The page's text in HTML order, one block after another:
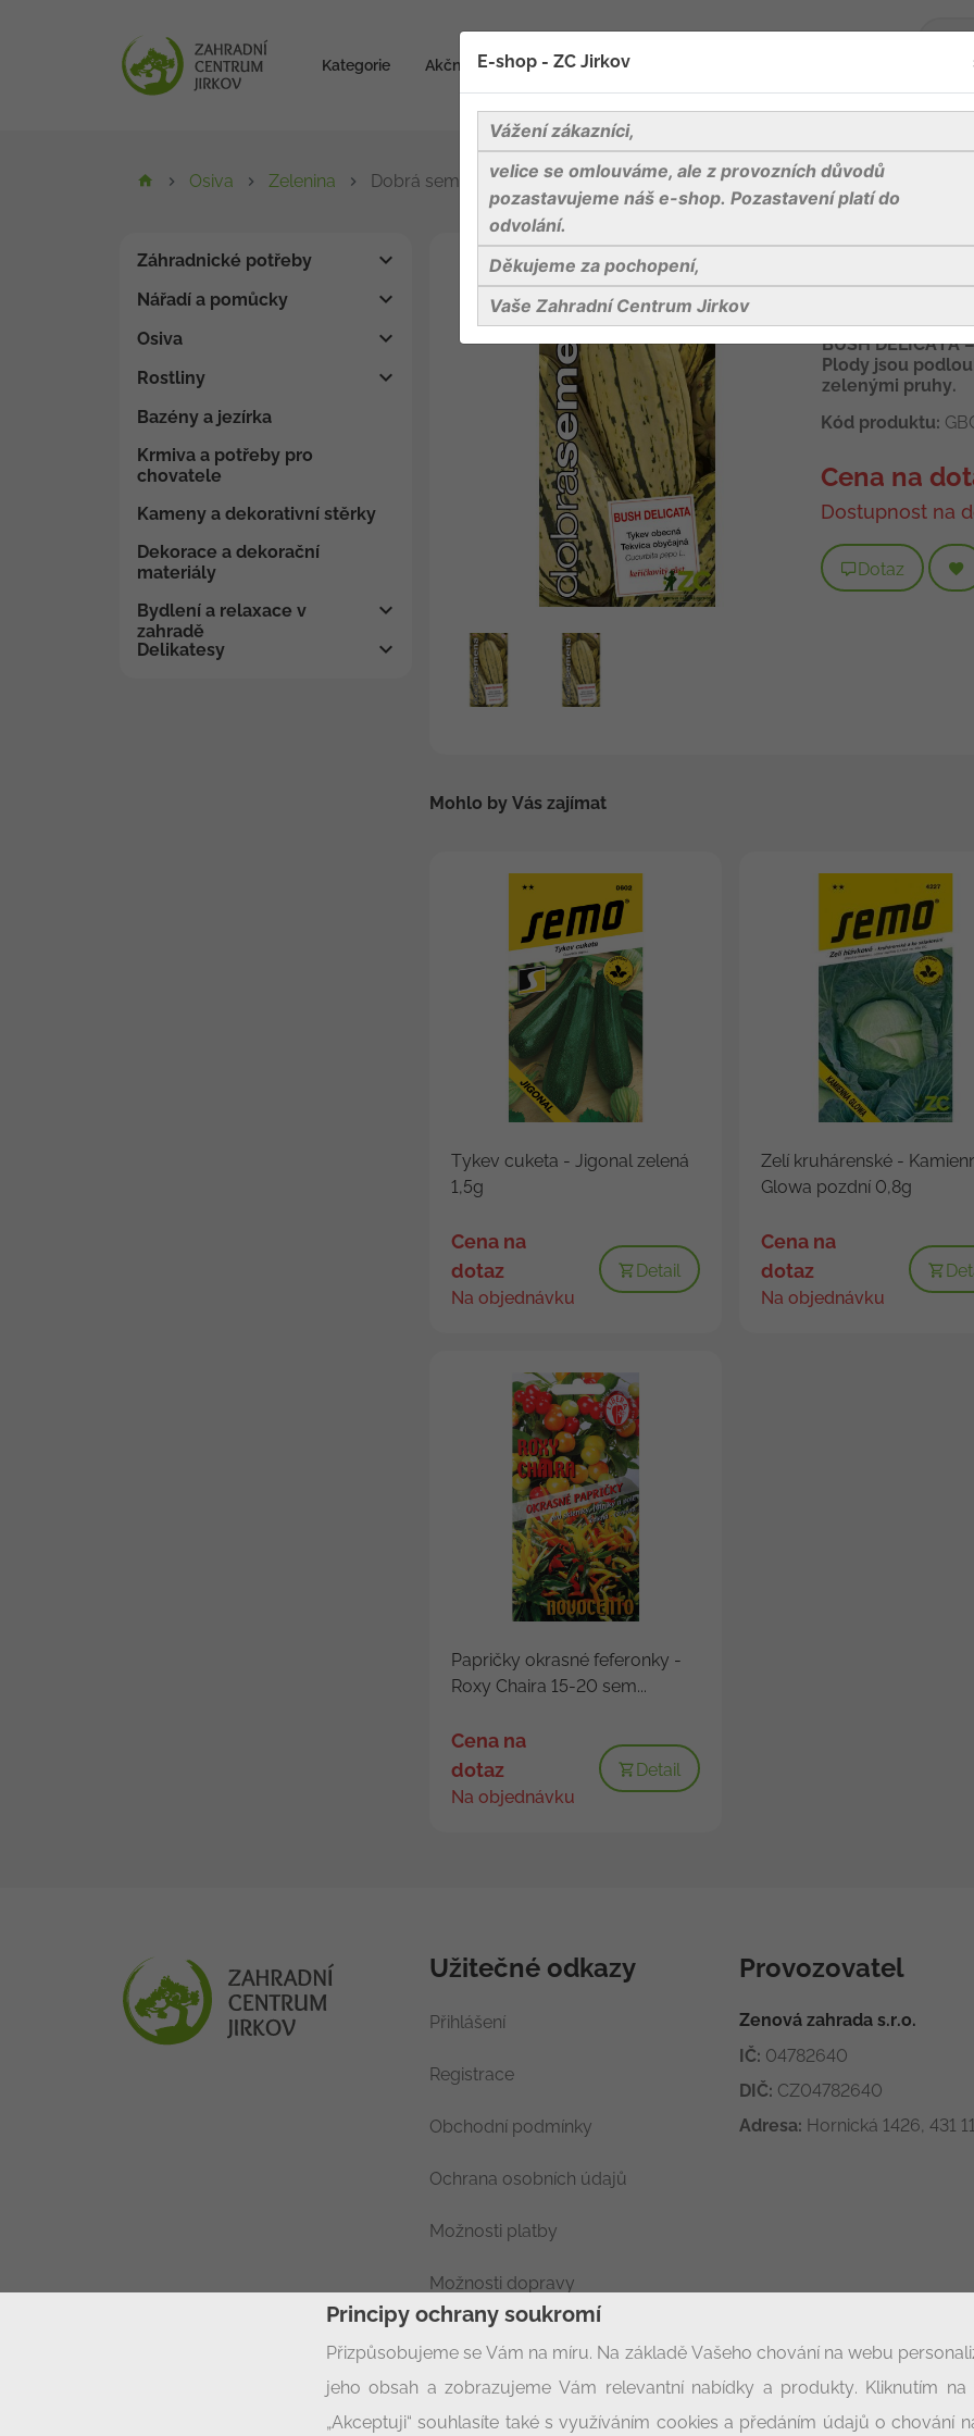
Kategorie Akční zboží Blog Kontakty
Osiva Zelenina Dobrá semena Tykev plazivá - Bush Delicata pruhovaná 10s
Záhradnické potřeby
Nářadí a pomůcky
Osiva
Rostliny
Bazény a jezírka
Krmiva a potřeby pro
chovatele
Kameny a dekorativní stěrky
Dekorace a dekorační
materiály
Bydlení a relaxace v
zahradě
Delikatesy
pruhovaná 10s
BUSH
Plody jsou
zelenými pruhy.
Kód produktu:
Cena na
Dostupnost na
Dotaz
Mohlo by Vás zajímat
Tykev cuketa - Jigonal zelená
1,5g
Cena na
dotaz
Na objednávku
Detail
Zelí kruhárenské -
Glowa pozdní 0,8g
Cena na
dotaz
Na objednávku
Papričky okrasné feferonky -
Roxy Chaira 15-20 sem...
Cena na
dotaz
Na objednávku
Detail
Užitečné odkazy
Přihlášení
Registrace
Obchodní podmínky
Ochrana osobních údajů
Možnosti platby
Možnosti dopravy
Provozovatel
Zenová zahrada s.r.o.
IČ: 04782640
DIČ: CZ04782640
Adresa: Hornická 1426, 431
Principy ochrany soukromí
Přizpůsobujeme se Vám na míru. Na základě Vašeho chování na webu
jeho obsah a zobrazujeme Vám relevantní nabídky a produkty. Kliknutím na
„Akceptuji“ souhlasíte také s využíváním cookies a předáním údajů o chování
E-shop - ZC Jirkov
Vážení zákazníci,
velice se omlouváme, ale z provozních důvodů
pozastavujeme náš e-shop. Pozastavení platí do
odvolání.
Děkujeme za pochopení,
Vaše Zahradní Centrum Jirkov